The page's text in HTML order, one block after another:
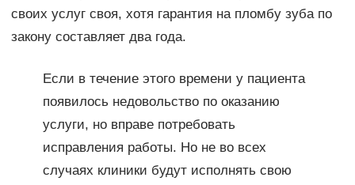
своих услуг своя, хотя гарантия на пломбу зуба по
закону составляет два года.
Если в течение этого времени у пациента
появилось недовольство по оказанию
услуги, но вправе потребовать
исправления работы. Но не во всех
случаях клиники будут исполнять свою